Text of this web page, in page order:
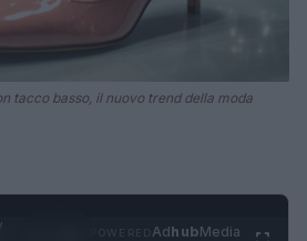
tacco basso, il nuovo trend della moda
AdhubMedia